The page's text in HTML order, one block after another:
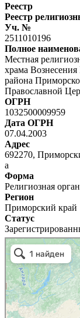
Реестр
Реестр
Уч. №
2511010196
Полное
Местная
храма
района
Православной
ОГРН
1032500009959
Дата ОГРН
07.04.2003
Адрес
692270,
а
Форма
Религиозная
Регион
Приморский край
Статус